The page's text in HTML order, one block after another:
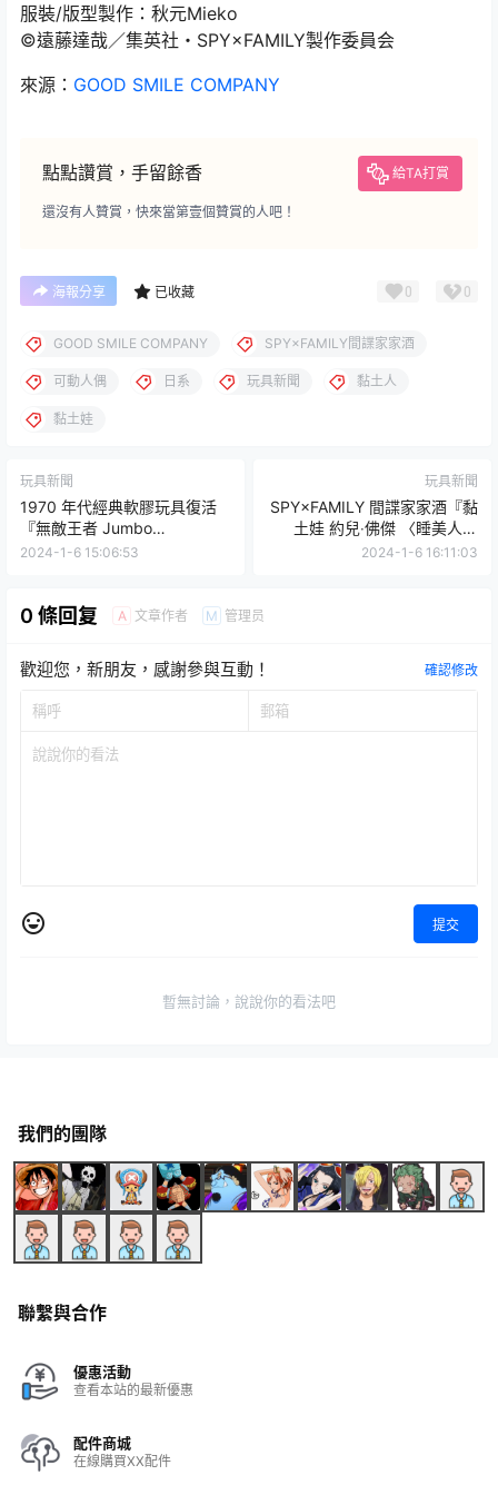
服裝/版型製作：秋元Mieko
©遠藤達哉／集英社・SPY×FAMILY製作委員会
來源： GOOD SMILE COMPANY
點點讚賞，手留餘香 給TA打賞
還沒有人贊賞，快來當第壹個贊賞的人吧！
海報分享 已收藏 0 0
GOOD SMILE COMPANY SPY×FAMILY間諜家家酒
可動人偶 日系 玩具新聞 黏土人
黏土娃
玩具新聞
1970 年代經典軟膠玩具復活
『無敵王者 Jumbo
Machineder 無敵鐵金剛』徹
2024-1-6 15:06:53
玩具新聞
SPY×FAMILY 間諜家家酒『黏
土娃 約兒‧佛傑 〈睡美人〉
Ver.』布料縫製神祕又優雅殺
2024-1-6 16:11:03
0 條回复 A 文章作者 M 管理员
歡迎您，新朋友，感謝參與互動！ 確認修改
提交
暫無討論，說說你的看法吧
我們的團隊
聯繫與合作
優惠活動
查看本站的最新優惠
配件商城
在線購買XX配件